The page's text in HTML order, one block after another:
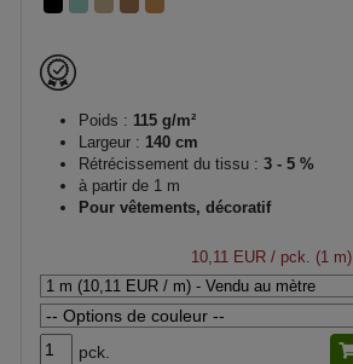
Poids : 115 g/m²
Largeur : 140 cm
Rétrécissement du tissu : 3 - 5 %
à partir de 1 m
Pour vêtements, décoratif
10,11 EUR/ pck. (1 m)
pck.